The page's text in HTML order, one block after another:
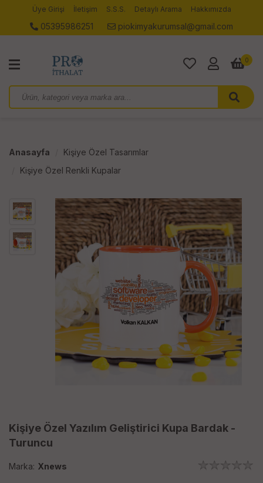
Üye Girişi İletişim S.S.S. Detaylı Arama Hakkımızda
05395986251 piokimyakurumsal@gmail.com
0
Anasayfa
Kişiye Özel Tasarımlar
Kişiye Özel Renkli Kupalar
Kişiye Özel Yazılım Geliştirici Kupa Bardak -
Turuncu
Marka: Xnews